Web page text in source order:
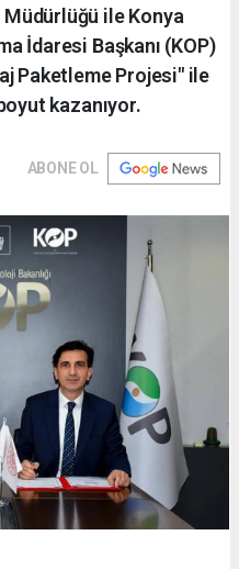
Müdürlüğü ile Konya
İdaresi Başkanı (KOP)
Paketleme Projesi" ile
kazanıyor.
ABONE OL